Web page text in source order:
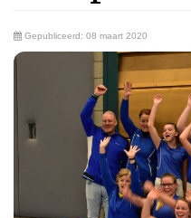
Gepubliceerd: 08 maart 2020